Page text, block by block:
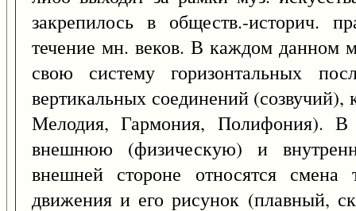
закрепилось в обществ.-историч.
течение мн. веков. В каждом данном
свою систему горизонтальных
вертикальных соединений (созвучий),
Мелодия, Гармония, Полифония). В
внешнюю (физическую) и
внешней стороне относятся смена
движения и его рисунок (плавный,